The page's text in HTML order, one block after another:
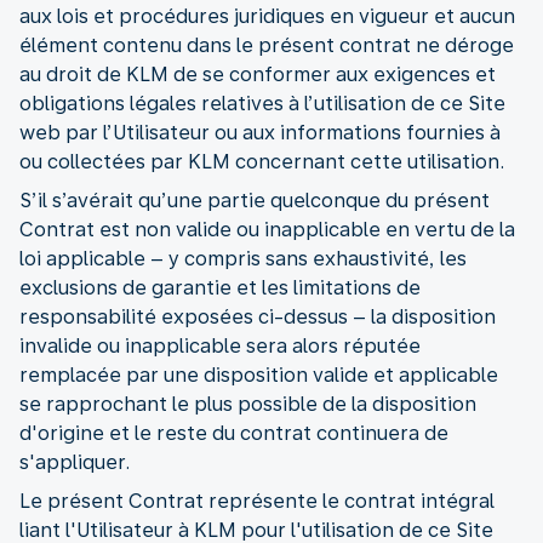
aux lois et procédures juridiques en vigueur et aucun
élément contenu dans le présent contrat ne déroge
au droit de KLM de se conformer aux exigences et
obligations légales relatives à l’utilisation de ce Site
web par l’Utilisateur ou aux informations fournies à
ou collectées par KLM concernant cette utilisation.
S’il s’avérait qu’une partie quelconque du présent
Contrat est non valide ou inapplicable en vertu de la
loi applicable – y compris sans exhaustivité, les
exclusions de garantie et les limitations de
responsabilité exposées ci-dessus – la disposition
invalide ou inapplicable sera alors réputée
remplacée par une disposition valide et applicable
se rapprochant le plus possible de la disposition
d'origine et le reste du contrat continuera de
s'appliquer.
Le présent Contrat représente le contrat intégral
liant l'Utilisateur à KLM pour l'utilisation de ce Site